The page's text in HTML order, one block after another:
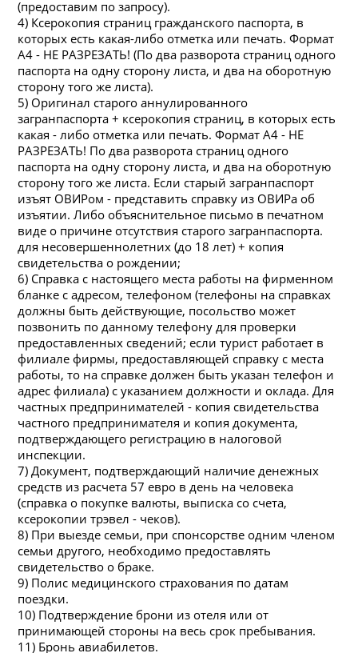
(предоставим по запросу).
4) Ксерокопия страниц гражданского паспорта, в
которых есть какая-либо отметка или печать. Формат
А4 - НЕ РАЗРЕЗАТЬ! (По два разворота страниц одного
паспорта на одну сторону листа, и два на оборотную
сторону того же листа).
5) Оригинал старого аннулированного
загранпаспорта + ксерокопия страниц, в которых есть
какая - либо отметка или печать. Формат А4 - НЕ
РАЗРЕЗАТЬ! По два разворота страниц одного
паспорта на одну сторону листа, и два наоборотную
сторону того же листа. Если старый загранпаспорт
изъят ОВИРом - представить справку из ОВИРа об
изъятии. Либо объяснительное письмо в печатном
виде о причине отсутствия старого загранпаспорта.
для несовершеннолетних (до 18 лет) + копия
свидетельства о рождении;
6) Справка с настоящего места работы на фирменном
бланке с адресом, телефоном (телефоны на справках
должны быть действующие, посольство может
позвонить по данному телефону для проверки
предоставленных сведений; если турист работает в
филиале фирмы, предоставляющей справку с места
работы, то на справке должен быть указан телефон и
адрес филиала) с указанием должности и оклада. Для
частных предпринимателей - копия свидетельства
частного предпринимателя и копия документа,
подтверждающего регистрацию в налоговой
инспекции.
7) Документ, подтверждающий наличие денежных
средств из расчета 57 евро в день на человека
(справка о покупке валюты, выписка со счета,
ксерокопии трэвел - чеков).
8) При выезде семьи, при спонсорстве одним членом
семьи другого, необходимо предоставлять
свидетельство о браке.
9) Полис медицинского страхования по датам
поездки.
10) Подтверждение брони из отеля или от
принимающей стороны на весь срок пребывания.
11) Бронь авиабилетов.